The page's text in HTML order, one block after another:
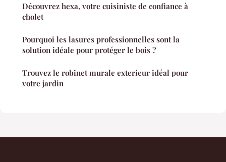
Découvrez hexa, votre cuisiniste de confiance à
cholet
Pourquoi les lasures professionnelles sont la
solution idéale pour protéger le bois ?
Trouvez le robinet murale exterieur idéal pour
votre jardin